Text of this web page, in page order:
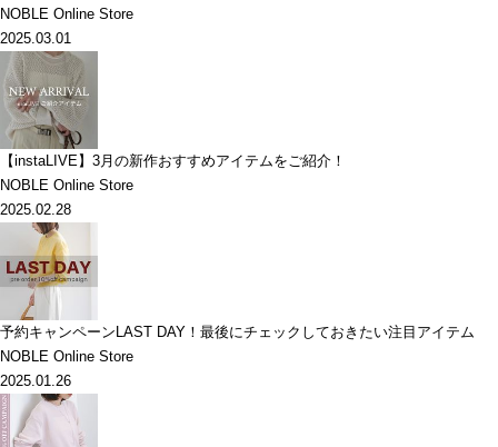
NOBLE Online Store
2025.03.01
【instaLIVE】3月の新作おすすめアイテムをご紹介！
NOBLE Online Store
2025.02.28
予約キャンペーンLAST DAY！最後にチェックしておきたい注目アイテム
NOBLE Online Store
2025.01.26